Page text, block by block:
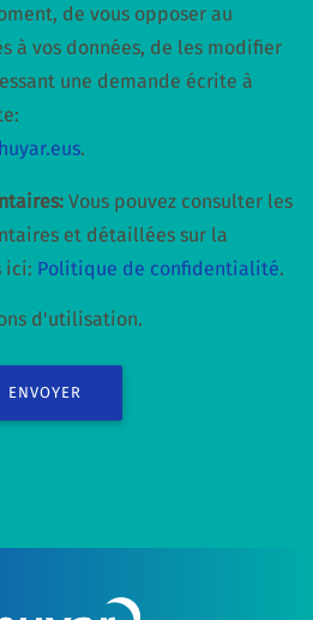
de vous opposer au
à vos données, de les modifier
une demande écrite à
.
Vous pouvez consulter les
et détaillées sur la
ici: Politique de confidentialité.
d'utilisation.
ENVOYER